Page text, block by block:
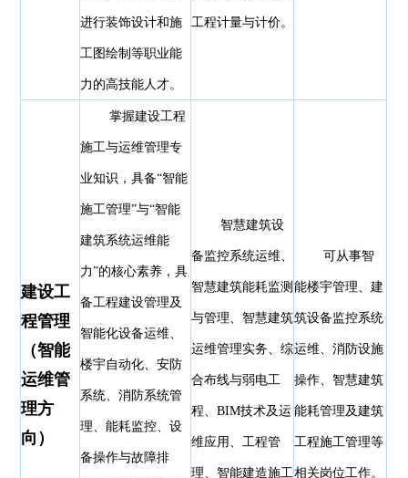
进行装饰设计和施
工图绘制等职业能
力的高技能人才。
工程计量与计价。
建设工
程管理
（智能
运维管
理方
向）
掌握建设工程
施工与运维管理专
业知识，具备“智能
施工管理”与“智能
建筑系统运维能
力”的核心素养，具
备工程建设管理及
智能化设备运维、
楼宇自动化、安防
系统、消防系统管
理、能耗监控、设
备操作与故障排
智慧建筑设
备监控系统运维、
智慧建筑能耗监测
与管理、智慧建筑
运维管理实务、综
合布线与弱电工
程、BIM技术及运
维应用、工程管
理、智能建造施工
可从事智
能楼宇管理、建
筑设备监控系统
运维、消防设施
操作、智慧建筑
能耗管理及建筑
工程施工管理等
相关岗位工作。